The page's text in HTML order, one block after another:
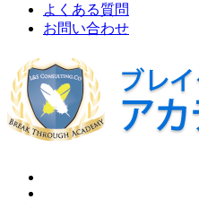
よくある質問
お問い合わせ